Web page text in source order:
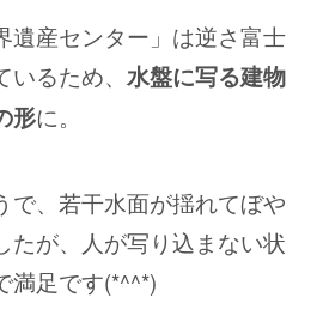
遺産センター」は逆さ富士
るため、 水盤に写る建物
形に。
で、若干水面が揺れてぼや
たが、人が写り込まない状
満足です(*^^*)